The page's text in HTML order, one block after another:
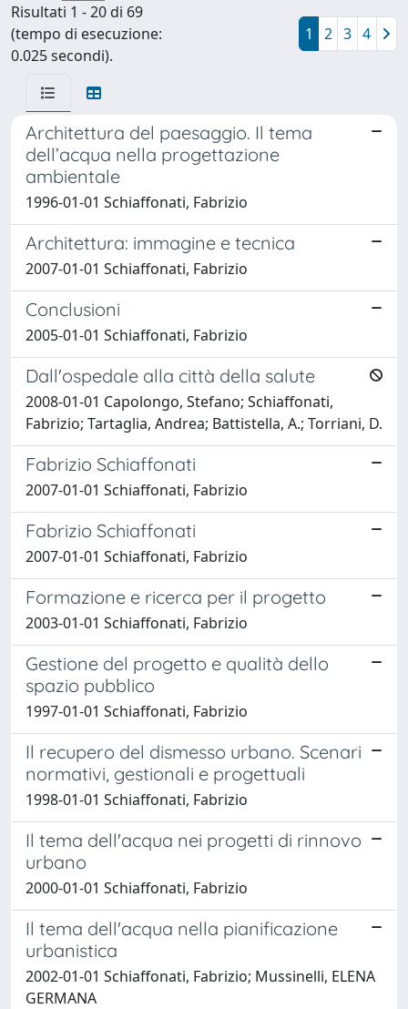
Risultati 1 - 20 di 69
(tempo di esecuzione:
0.025 secondi).
1 2 3 4
Architettura del paesaggio. Il tema
dell’acqua nella progettazione
ambientale
1996-01-01 Schiaffonati, Fabrizio
Architettura: immagine e tecnica
2007-01-01 Schiaffonati, Fabrizio
Conclusioni
2005-01-01 Schiaffonati, Fabrizio
Dall'ospedale alla città della salute
2008-01-01 Capolongo, Stefano; Schiaffonati,
Fabrizio; Tartaglia, Andrea; Battistella, A.; Torriani, D.
Fabrizio Schiaffonati
2007-01-01 Schiaffonati, Fabrizio
Fabrizio Schiaffonati
2007-01-01 Schiaffonati, Fabrizio
Formazione e ricerca per il progetto
2003-01-01 Schiaffonati, Fabrizio
Gestione del progetto e qualità dello
spazio pubblico
1997-01-01 Schiaffonati, Fabrizio
Il recupero del dismesso urbano. Scenari
normativi, gestionali e progettuali
1998-01-01 Schiaffonati, Fabrizio
Il tema dell'acqua nei progetti di rinnovo
urbano
2000-01-01 Schiaffonati, Fabrizio
Il tema dell'acqua nella pianificazione
urbanistica
2002-01-01 Schiaffonati, Fabrizio; Mussinelli, ELENA
GERMANA